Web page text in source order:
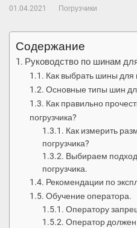
01.04.2021 Погрузчики
Содержание
Руководство по шинам
Как выбрать шины для
Основные типы шин
Как правильно
погрузчика?
Как измерить
погрузчика?
Выбираем
погрузчика.
Рекомендации по
Обучение оператора.
Оператору
Оператор должен